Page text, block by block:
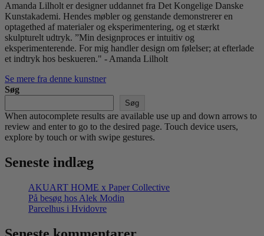
Amanda Lilholt er designer uddannet fra Det Kongelige Danske
Kunstakademi. Hendes møbler og genstande demonstrerer en
optagethed af materialer og eksperimentering, og et stærkt
skulpturelt udtryk. ”Min designproces er intuitiv og
eksperimenterende. For mig handler design om følelser; at efterlade
et indtryk hos beskueren." - Amanda Lilholt
Se mere fra denne kunstner
Søg
Søg
When autocomplete results are available use up and down arrows to
review and enter to go to the desired page. Touch device users,
explore by touch or with swipe gestures.
Seneste indlæg
AKUART HOME x Paper Collective
På besøg hos Alek Modin
Parcelhus i Hvidovre